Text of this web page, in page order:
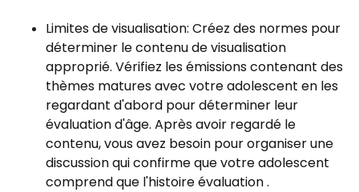
Limites de visualisation: Créez des normes pour
déterminer le contenu de visualisation
approprié. Vérifiez les émissions contenant des
thèmes matures avec votre adolescent en les
regardant d'abord pour déterminer leur
évaluation d'âge. Après avoir regardé le
contenu, vous avez besoin pour organiser une
discussion qui confirme que votre adolescent
comprend que l'histoire évaluation .